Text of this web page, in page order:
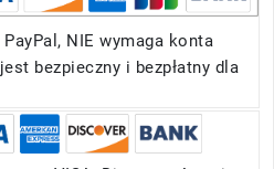
PayPal, NIE wymaga konta
bezpieczny i bezpłatny dla